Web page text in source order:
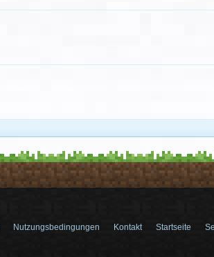
Nutzungsbedingungen Kontakt Startseite